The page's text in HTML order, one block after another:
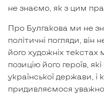
не знаємо, як з цим
Про Булгакова ми не
політичні погляди,
його художніх
позицію його героїв,
української держави,
придивляємося